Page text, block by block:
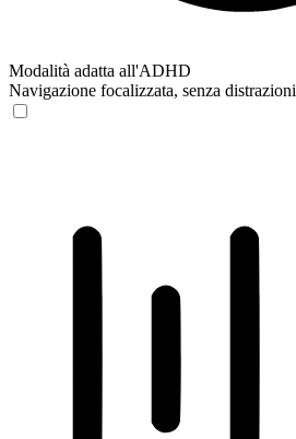
Modalità adatta all'ADHD
Navigazione focalizzata, senza distrazioni